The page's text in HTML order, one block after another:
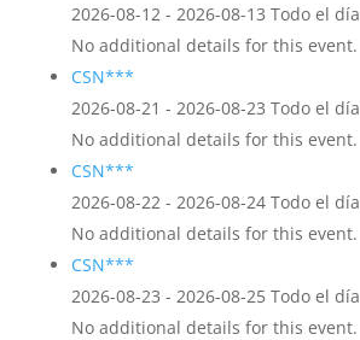
2026-08-12 - 2026-08-13 Todo el día
No additional details for this event.
CSN***
2026-08-21 - 2026-08-23 Todo el día
No additional details for this event.
CSN***
2026-08-22 - 2026-08-24 Todo el día
No additional details for this event.
CSN***
2026-08-23 - 2026-08-25 Todo el día
No additional details for this event.